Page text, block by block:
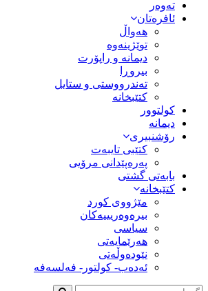
تەوەر
ئافرەتان
هەواڵ
توێژینەوە
دیمانە و راپۆرت
بیروڕا
تەندرووستی و ستایل
کتێبخانە
کولتوور
دیمانە
رۆشنبیری
کتێبی تایبەت
پەرەپێدانی مرۆیی
بابەتی گشتی
کتێبخانە
مێژووى کورد
بیرەوەریییەکان
سیاسى
هەرێمایەتی
نێودەوڵەتی
ئەدەب- کولتور- فەلسەفە